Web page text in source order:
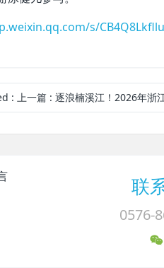
s/
: 上一篇 : 逐浪楠溪江！2026年浙江省楠溪江公开水域
联
0576-